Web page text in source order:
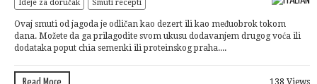
Ideje za doručak Smuti recepti
Ovaj smuti od jagoda je odličan kao dezert ili kao međuobrok tokom
dana. Možete da ga prilagodite svom ukusu dodavanjem drugog voća ili
dodataka poput chia semenki ili proteinskog praha....
138 Views